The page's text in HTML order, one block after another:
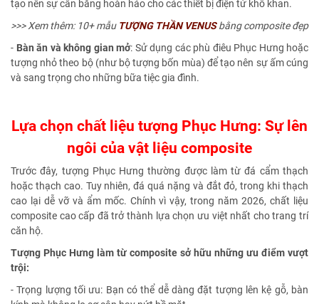
tạo nên sự cân bằng hoàn hảo cho các thiết bị điện tử khô khan.
>>> Xem thêm: 10+ mẫu TƯỢNG THẦN VENUSbằng composite đẹp
- Bàn ăn và không gian mở: Sử dụng các phù điêu Phục Hưng hoặc
tượng nhỏ theo bộ (như bộ tượng bốn mùa) để tạo nên sự ấm cúng
và sang trọng cho những bữa tiệc gia đình.
Lựa chọn chất liệu tượng Phục Hưng: Sựlên
ngôi của vật liệu composite
Trước đây, tượng Phục Hưng thường được làm từ đá cẩm thạch
hoặc thạch cao. Tuy nhiên, đá quá nặng và đắt đỏ, trong khi thạch
cao lại dễ vỡ và ẩm mốc. Chính vì vậy, trong năm 2026, chất liệu
composite cao cấp đã trở thành lựa chọn ưu việt nhất cho trang trí
căn hộ.
Tượng Phục Hưng làm từ composite sở hữu những ưu điểm vượt
trội:
- Trọng lượng tối ưu: Bạn có thể dễ dàng đặt tượng lên kệ gỗ, bàn